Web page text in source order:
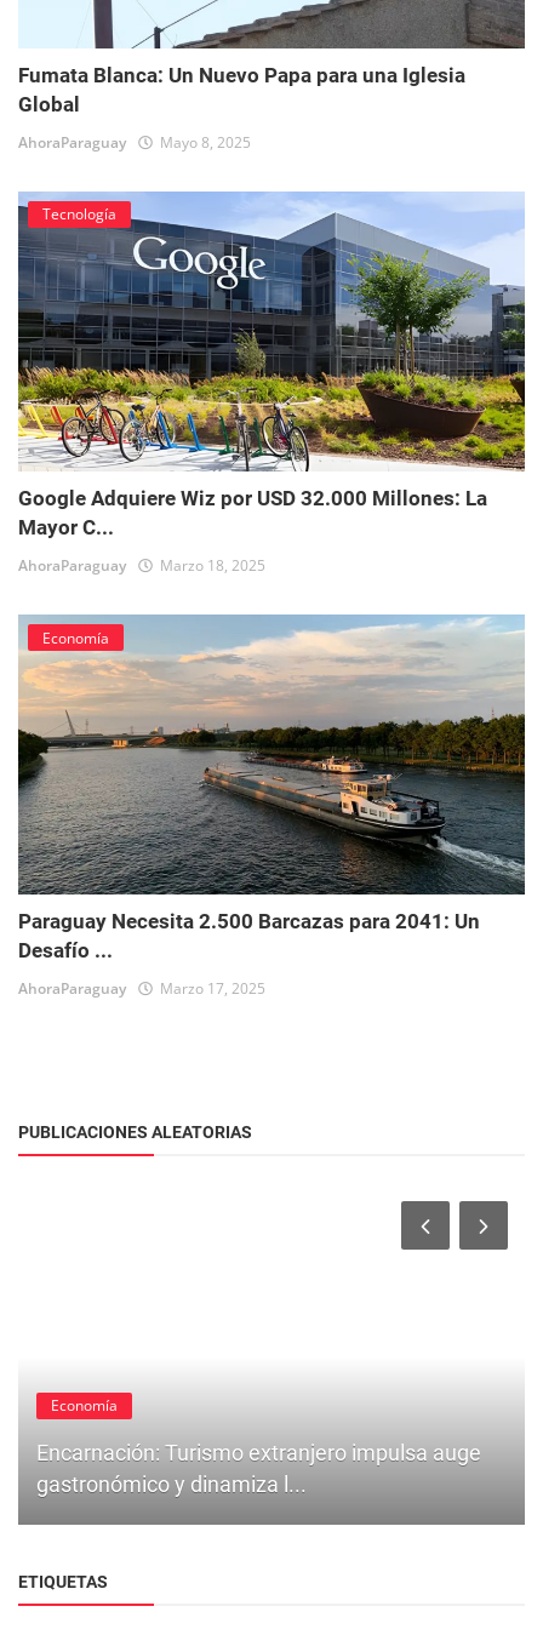
Fumata Blanca: Un Nuevo Papa para una Iglesia
Global
AhoraParaguay Mayo 8, 2025
Tecnología
Google Adquiere Wiz por USD 32.000 Millones: La
Mayor C...
AhoraParaguay Marzo 18, 2025
Economía
Paraguay Necesita 2.500 Barcazas para 2041: Un
Desafío ...
AhoraParaguay Marzo 17, 2025
PUBLICACIONES ALEATORIAS
Economía
Encarnación: Turismo extranjero impulsa auge
gastronómico y dinamiza l...
ETIQUETAS